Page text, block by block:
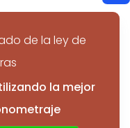
de la ley de
la mejor